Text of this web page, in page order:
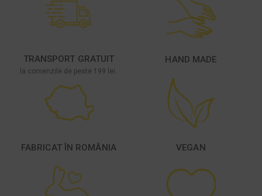
TRANSPORT GRATUIT
la comenzile de peste 199 lei.
HAND MADE
FABRICAT ÎN ROMÂNIA VEGAN